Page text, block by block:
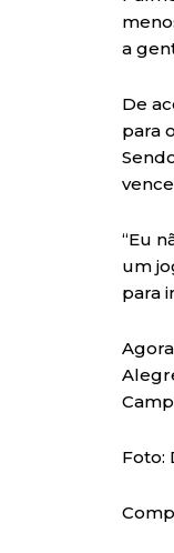
a
De
para
“Eu
um
para
Foto: